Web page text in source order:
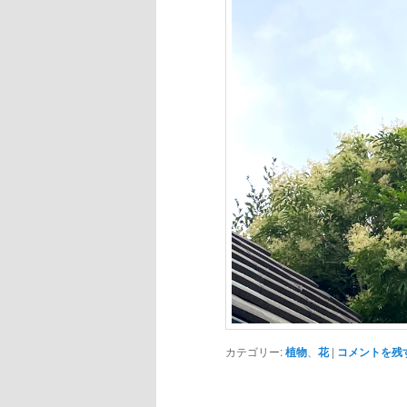
カテゴリー:植物 花 | コメントを残